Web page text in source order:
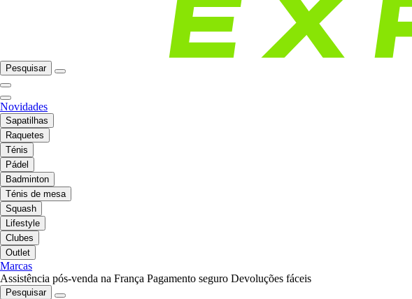
Pesquisar
Novidades
Sapatilhas
Raquetes
Ténis
Pádel
Badminton
Ténis de mesa
Squash
Lifestyle
Clubes
Outlet
Marcas
Assistência pós-venda na França Pagamento seguro Devoluções fáceis
Pesquisar